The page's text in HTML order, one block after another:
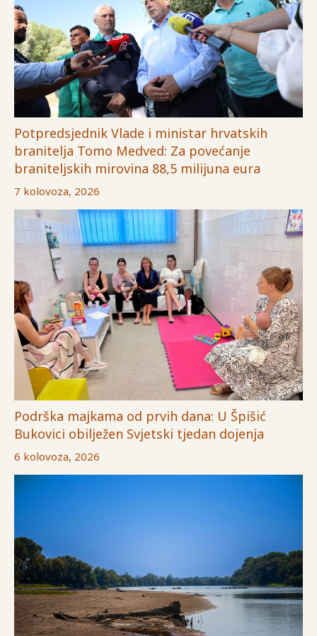
Potpredsjednik Vlade i ministar hrvatskih
branitelja Tomo Medved: Za povećanje
braniteljskih mirovina 88,5 milijuna eura
7 kolovoza, 2026
Podrška majkama od prvih dana: U Špišić
Bukovici obilježen Svjetski tjedan dojenja
6 kolovoza, 2026